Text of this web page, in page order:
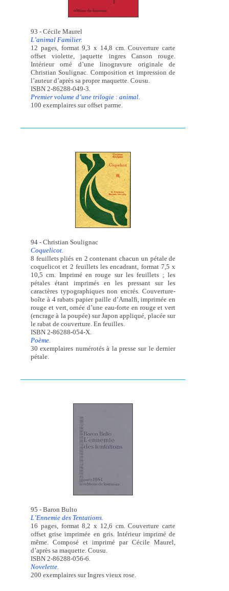
93 - Cécile Maurel
L’animal Familier.
12 pages, format 9,3 x 14,8 cm. Couverture carte
offset violette, jaquette ingres Canson rouge.
Intérieur orné d’une linogravure originale de
Christian Soulignac. Composition et impression de
l’auteur d’après sa propre maquette. Cousu.
ISBN 2-86288-049-3.
Premier volume d’une trilogie : animal.
100 exemplaires sur offset parme.
94 - Christian Soulignac
Coquelicot.
8 feuillets pliés en 2 contenant chacun un pétale de
coquelicot et 2 feuillets les encadrant, format 7,5 x
10,5 cm. Imprimé en rouge sur les feuillets ; les
pétales étant imprimés en les pressant sur les
caractères typographiques non encrés. Couverture-
boîte à 4 rabats papier paille d’Amalfi, imprimée en
rouge et vert, ornée d’une eau-forte en rouge et vert
(encrage à la poupée) sur Japon appliqué, placée sur
le rabat de couverture. En feuilles.
ISBN 2-86288-054-X.
Poème.
30 exemplaires numérotés à la presse sur le dernier
pétale.
95 - Baron Bulto
L’Ennemie des Tentations.
16 pages, format 8,2 x 12,6 cm. Couverture carte
offset grise imprimée en gris. Intérieur imprimé de
même. Composé et imprimé par Cécile Maurel,
d’après sa maquette. Cousu.
ISBN 2-86288-056-6.
Novelette.
200 exemplaires sur Ingres vieux rose.